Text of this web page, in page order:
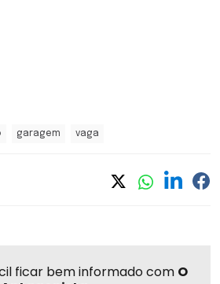
garagem vaga
ficar bem informado com O